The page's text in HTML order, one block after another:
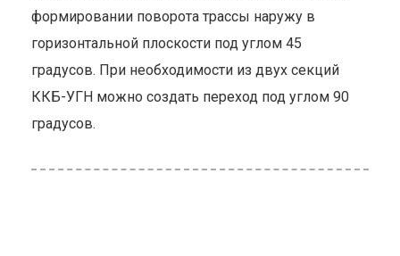
формировании поворота трассы наружу в
горизонтальной плоскости под углом 45
градусов. При необходимости из двух секций
ККБ-УГН можно создать переход под углом 90
градусов.